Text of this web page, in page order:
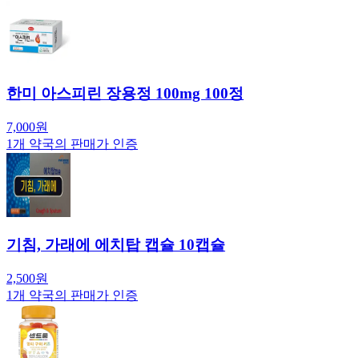
한미 아스피린 장용정 100mg 100정
7,000원
1개 약국의 판매가 인증
기침, 가래에 에치탑 캡슐 10캡슐
2,500원
1개 약국의 판매가 인증